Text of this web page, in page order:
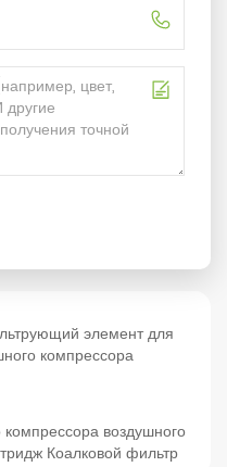
элемент для
компрессора
воздушного
Коалковой фильтр